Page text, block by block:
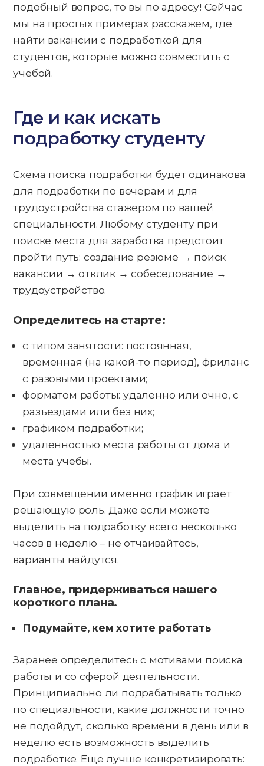
подобный вопрос, то вы по адресу! Сейчас
мы на простых примерах расскажем, где
найти вакансии с подработкой для
студентов, которые можно совместить с
учебой.
Где и как искать
подработку студенту
Схема поиска подработки будет одинакова
для подработки по вечерам и для
трудоустройства стажером по вашей
специальности. Любому студенту при
поиске места для заработка предстоит
пройти путь: создание резюме → поиск
вакансии → отклик → собеседование →
трудоустройство.
Определитесь на старте:
с типом занятости: постоянная,
временная (на какой-то период), фриланс
с разовыми проектами;
форматом работы: удаленно или очно, с
разъездами или без них;
графиком подработки;
удаленностью места работы от дома и
места учебы.
При совмещении именно график играет
решающую роль. Даже если можете
выделить на подработку всего несколько
часов в неделю – не отчаивайтесь,
варианты найдутся.
Главное, придерживаться нашего
короткого плана.
Подумайте, кем хотите работать
Заранее определитесь с мотивами поиска
работы и со сферой деятельности.
Принципиально ли подрабатывать только
по специальности, какие должности точно
не подойдут, сколько времени в день или в
неделю есть возможность выделить
подработке. Еще лучше конкретизировать: